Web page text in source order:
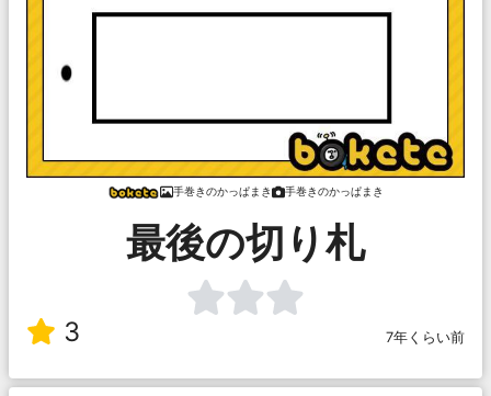
手巻きのかっぱまき 手巻きのかっぱまき
最後の切り札
3 7年くらい前